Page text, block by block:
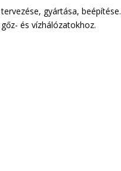
gyártása, beépítése.
és vízhálózatokhoz.